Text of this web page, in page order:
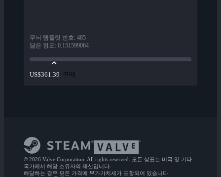
무늬 템플릿 번호: 485
닳은 정도: 0.151599064
US$361.39 구매
© 2026 Valve Corporation. All rights reserved. 모든 상표는 미국 및 기타
국가에서 해당 소유자의 재산입니다.
해당하는 경우 모든 가격에 부가가치세가 포함되어 있습니다.